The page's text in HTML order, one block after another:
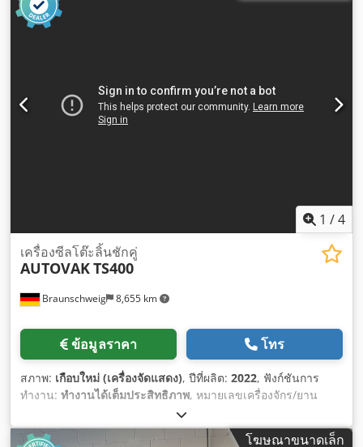
1 /4
Braunschweig 8,655 km
เครื่องซีลโต๊ะลิ้นชักคู่
AUTOVAKTS400
ข้อมูลราคา โทร
สภาพ: เกือบใหม่ (เครื่องจัดแสดง), ปีที่ผลิต: 2022, ฟังก์ชันการ
ทำงาน: ทำงานได้เต็มประสิทธิภาพ, หมายเลขเครื่องจักร/ยาน
AM00222090802-01-03
โฆษณาขนาดเล็ก